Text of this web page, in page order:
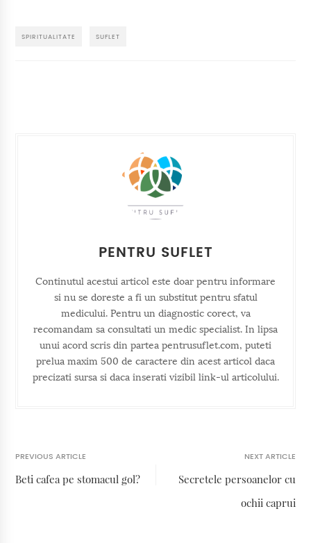
SPIRITUALITATE SUFLET
PENTRU SUFLET
Continutul acestui articol este doar pentru informare
si nu se doreste a fi un substitut pentru sfatul
medicului. Pentru un diagnostic corect, va
recomandam sa consultati un medic specialist. In lipsa
unui acord scris din partea pentrusuflet.com, puteti
prelua maxim 500 de caractere din acest articol daca
precizati sursa si daca inserati vizibil link-ul articolului.
PREVIOUS ARTICLE
Beti cafea pe stomacul gol?
NEXT ARTICLE
Secretele persoanelor cu
ochii caprui